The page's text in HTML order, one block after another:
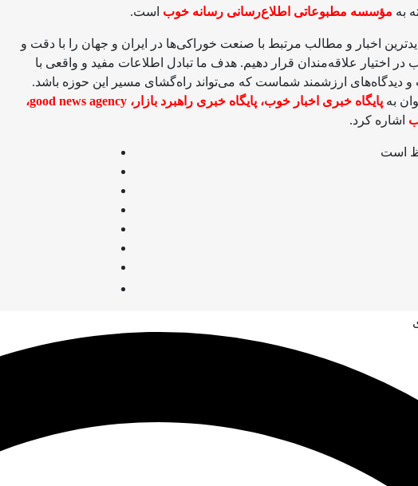
به مؤسسه مطبوعاتی اطلاع‌رسانی رسانه خوب است.
اخبار و مطالب مرتبط با صنعت خوراکی‌ها در ایران و جهان را با دقت و
اختیار علاقه‌مندان قرار دهیم. هدف ما تبادل اطلاعات مفید و واقعی با
و دیدگاه‌های ارزشمند شماست که می‌تواند راه‌گشای مسیر این حوزه باشد.
به پایگاه خبری اخبار خوب، پایگاه خبری راهبرد بازار ، good news agency،
اشاره کرد.
است